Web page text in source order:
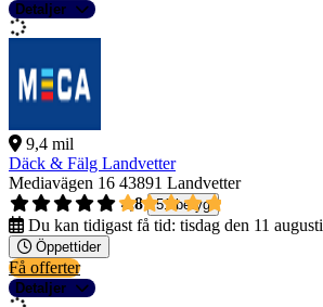
Detaljer
9,4 mil
Däck & Fälg Landvetter
Mediavägen 16 43891 Landvetter
4,8
51 betyg
Du kan tidigast få tid: tisdag den 11 augusti
Öppettider
Få offerter
Detaljer